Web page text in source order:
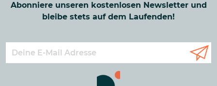
Abonniere unseren kostenlosen Newsletter und
bleibe stets auf dem Laufenden!